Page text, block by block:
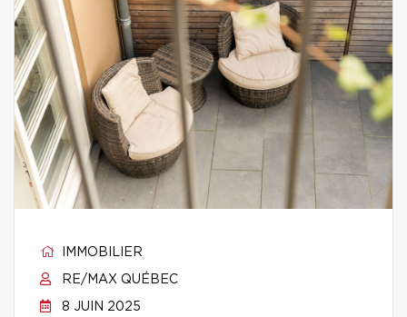
IMMOBILIER
RE/MAX QUÉBEC
8 JUIN 2025